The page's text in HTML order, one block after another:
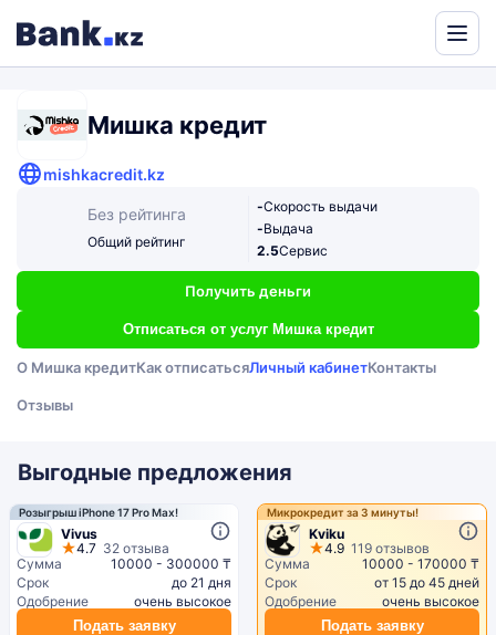
Мишка кредит
mishkacredit.kz
Без рейтинга
Общий рейтинг
-Скорость выдачи
-Выдача
2.5Сервис
Получить деньги
Отписаться от услуг Мишка кредит
О Мишка кредитКак отписатьсяЛичный кабинетКонтакты
Отзывы
Выгодные предложения
Розыгрыш iPhone 17 Pro Max!
Vivus
4.7 32 отзыва
Сумма
10000 - 300000 ₸
Срок
до 21 дня
Одобрение
очень высокое
Подать заявку
Микрокредит за 3 минуты!
Kviku
4.9 119 отзывов
Сумма
10000 - 170000 ₸
Срок
от 15 до 45 дней
Одобрение
очень высокое
Подать заявку